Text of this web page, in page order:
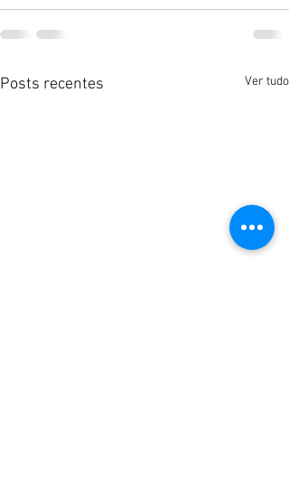
Posts recentes Ver tudo